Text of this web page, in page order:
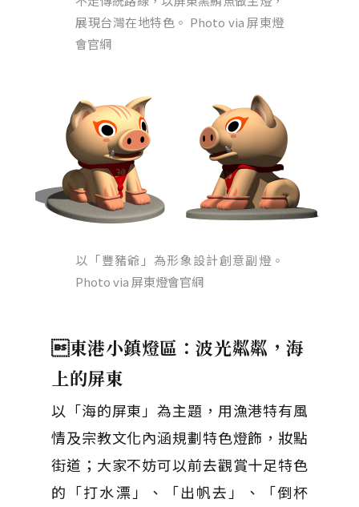
展現台灣在地特色。 Photo via 屏東燈
會官網
以「豐豬爺」為形象設計創意副燈。
Photo via 屏東燈會官網
東港小鎮燈區：波光粼粼，海
上的屏東
以「海的屏東」為主題，用漁港特有風
情及宗教文化內涵規劃特色燈飾，妝點
街道；大家不妨可以前去觀賞十足特色
的「打水漂」、「出帆去」、「倒杯